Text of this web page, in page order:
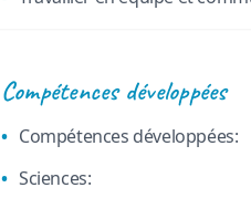
Compétences développées
Compétences développées:
Sciences: